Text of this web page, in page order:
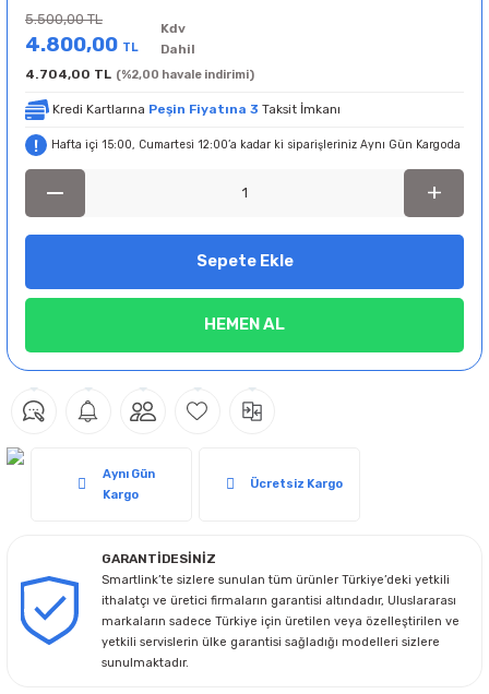
5.500,00 TL
4.800,00 TL
Kdv
Dahil
4.704,00 TL (%2,00 havale indirimi)
Kredi Kartlarına Peşin Fiyatına 3 Taksit İmkanı
Hafta içi 15:00, Cumartesi 12:00’a kadar ki siparişleriniz Aynı Gün Kargoda
Sepete Ekle
HEMEN AL
Aynı Gün
Kargo
Ücretsiz Kargo
GARANTİDESİNİZ
Smartlink’te sizlere sunulan tüm ürünler Türkiye’deki yetkili
ithalatçı ve üretici firmaların garantisi altındadır, Uluslararası
markaların sadece Türkiye için üretilen veya özelleştirilen ve
yetkili servislerin ülke garantisi sağladığı modelleri sizlere
sunulmaktadır.